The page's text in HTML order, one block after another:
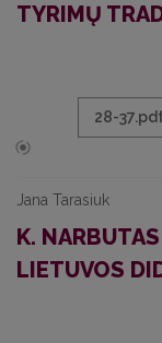
TYRIMŲ
28-
Jana Tarasiuk
K.
LIETUVOS